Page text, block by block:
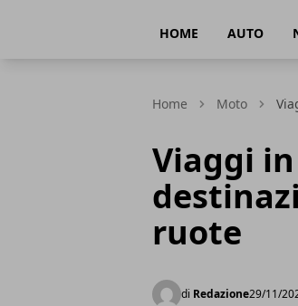
HOME AUTO
Home Moto
Viaggi
ruote
di Redazione29/11/